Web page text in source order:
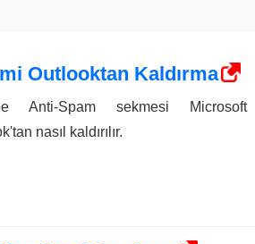
Outlooktan Kaldırma
Anti-Spam sekmesi Microsoft
nasıl kaldırılır.